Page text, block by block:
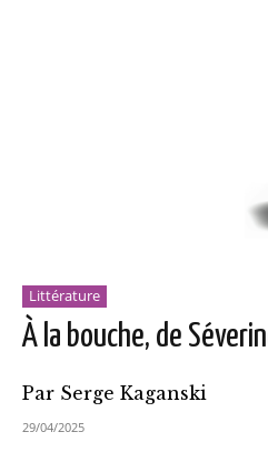
Littérature
À la bouche, de
Par Serge Kaganski
29/04/2025